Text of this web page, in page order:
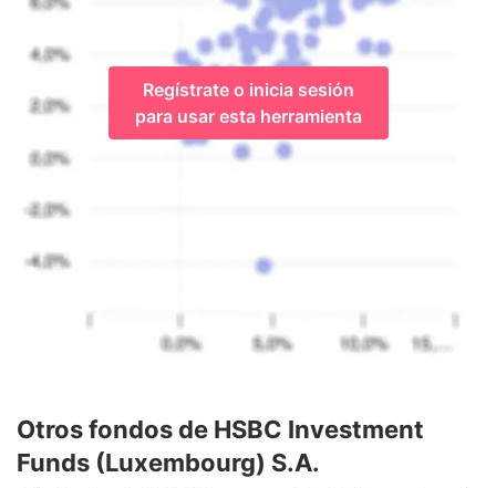
Regístrate o inicia sesión
para usar esta herramienta
Otros fondos de HSBC Investment
Funds (Luxembourg) S.A.